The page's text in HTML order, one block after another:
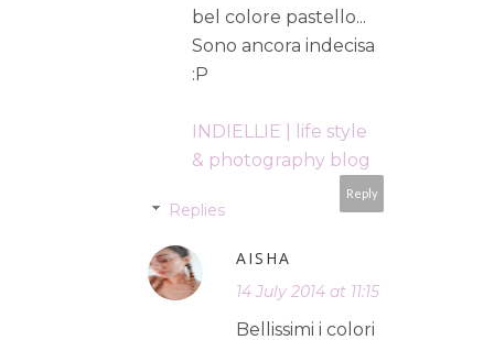
bel colore pastello...
Sono ancora indecisa
:P
INDIELLIE | life style
& photography blog
Reply
Replies
AISHA
14 July 2014 at 11:15
Bellissimi i colori